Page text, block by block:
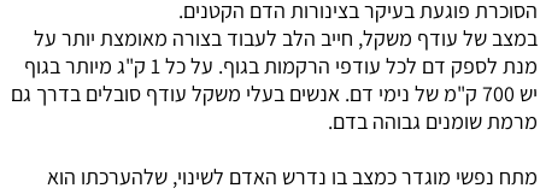
הסוכרת פוגעת בעיקר בצינורות הדם הקטנים.
במצב של עודף משקל, חייב הלב לעבוד בצורה מאומצת יותר על
מנת לספק דם לכל עודפי הרקמות בגוף. על כל 1 ק"ג מיותר בגוף
יש 700 ק"מ של נימי דם. אנשים בעלי משקל עודף סובלים בדרך גם
מרמת שומנים גבוהה בדם.
מתח נפשי מוגדר כמצב בו נדרש האדם לשינוי, שלהערכתו הוא